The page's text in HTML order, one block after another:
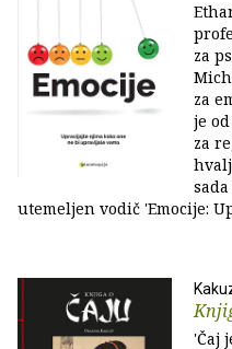
za
za
je
za
utemeljen vodič 'Emocije:
'Čaj